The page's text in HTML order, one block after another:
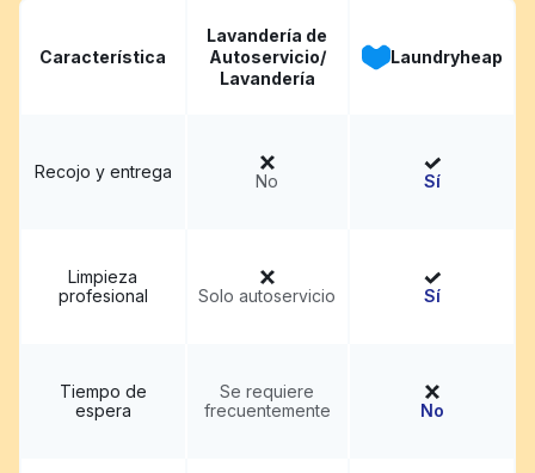
Característica
Lavandería de
Autoservicio/
Lavandería
Laundryheap
Recojo y entrega No Sí
Limpieza
profesional
Solo autoservicio Sí
Tiempo de
espera
Se requiere
frecuentemente
No